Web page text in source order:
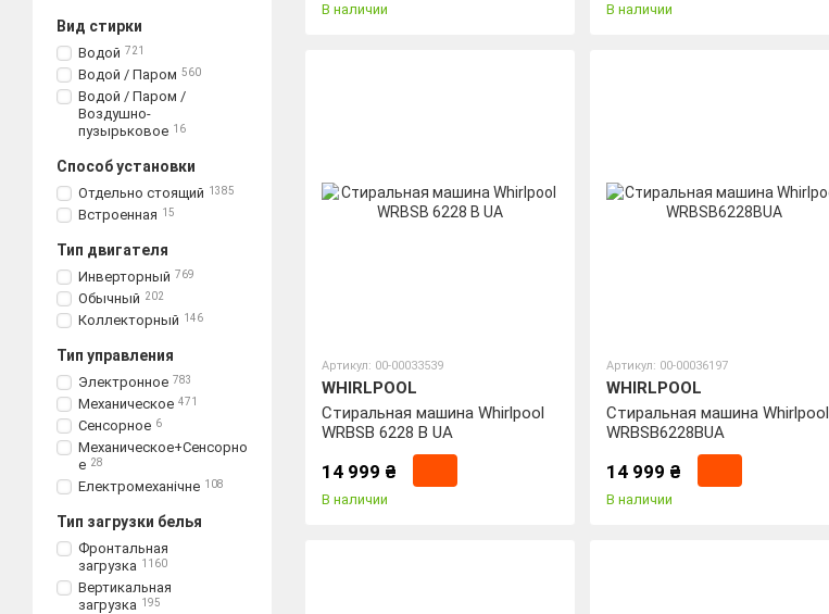
В наличии В наличии
Артикул: 00-00033539
WHIRLPOOL
Стиральная машина Whirlpool
WRBSB 6228 B UA
14 999 ₴
В наличии
Артикул: 00-00036197
WHIRLPOOL
Стиральная машина Whirlpool
WRBSB6228BUA
14 999 ₴
В наличии
Вид стирки
Водой 721
Водой / Паром 560
Водой / Паром /
Воздушно-
пузырьковое 16
Способ установки
Отдельно стоящий 1385
Встроенная 15
Тип двигателя
Инверторный 769
Обычный 202
Коллекторный 146
Тип управления
Электронное 783
Механическое 471
Сенсорное 6
Механическое+Сенсорно
е 28
Електромеханічне 108
Тип загрузки белья
Фронтальная
загрузка 1160
Вертикальная
загрузка 195